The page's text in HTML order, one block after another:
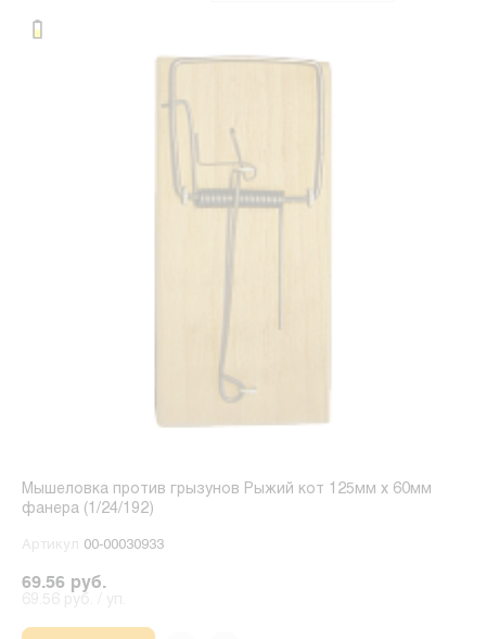
Мышеловка против грызунов Рыжий кот 125мм x 60мм
фанера (1/24/192)
Артикул 00-00030933
69.56 руб.